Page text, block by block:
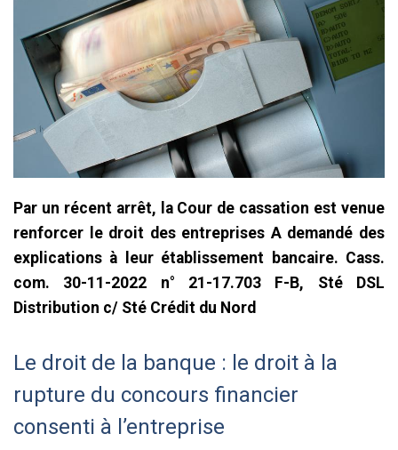
Par un récent arrêt, la Cour de cassation est venue
renforcer le droit des entreprises A demandé des
explications à leur établissement bancaire. Cass.
com. 30-11-2022 n° 21-17.703 F-B, Sté DSL
Distribution c/ Sté Crédit du Nord
Le droit de la banque : le droit à la
rupture du concours financier
consenti à l’entreprise